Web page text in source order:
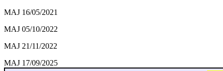
MAJ 16/05/2021
MAJ 05/10/2022
MAJ 21/11/2022
MAJ 17/09/2025